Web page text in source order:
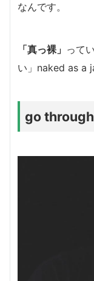
なんです。
「真っ裸」 って
い」 naked as a
go